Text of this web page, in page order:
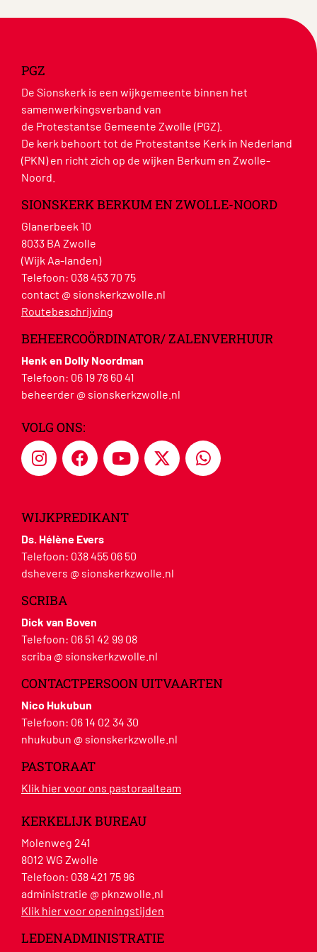
PGZ
De Sionskerk is een wijkgemeente binnen het
samenwerkingsverband van
de Protestantse Gemeente Zwolle (PGZ).
De kerk behoort tot de Protestantse Kerk in Nederland
(PKN) en richt zich op de wijken Berkum en Zwolle-
Noord.
SIONSKERK BERKUM EN ZWOLLE-NOORD
Glanerbeek 10
8033 BA Zwolle
(Wijk Aa-landen)
Telefoon: 038 453 70 75
contact @ sionskerkzwolle.nl
Routebeschrijving
BEHEERCOÖRDINATOR/ ZALENVERHUUR
Henk en Dolly Noordman
Telefoon: 06 19 78 60 41
beheerder @ sionskerkzwolle.nl
VOLG ONS:
WIJKPREDIKANT
Ds. Hélène Evers
Telefoon: 038 455 06 50
dshevers @ sionskerkzwolle.nl
SCRIBA
Dick van Boven
Telefoon: 06 51 42 99 08
scriba @ sionskerkzwolle.nl
CONTACTPERSOON UITVAARTEN
Nico Hukubun
Telefoon: 06 14 02 34 30
nhukubun @ sionskerkzwolle.nl
PASTORAAT
Klik hier voor ons pastoraalteam
KERKELIJK BUREAU
Molenweg 241
8012 WG Zwolle
Telefoon: 038 421 75 96
administratie @ pknzwolle.nl
Klik hier voor openingstijden
LEDENADMINISTRATIE